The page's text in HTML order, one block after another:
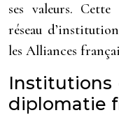
ses valeurs.
réseau
les Alliances
Institutions
diplomatie